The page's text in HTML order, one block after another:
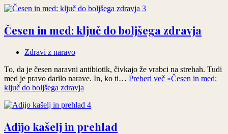
Česen in med: ključ do boljšega zdravja
Zdravi z naravo
To, da je česen naravni antibiotik, čivkajo že vrabci na strehah. Tudi
med je pravo darilo narave. In, ko ti… Preberi več »Česen in med:
ključ do boljšega zdravja
Adijo kašelj in prehlad